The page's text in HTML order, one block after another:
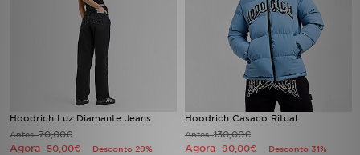
Hoodrich Luz Diamante Jeans
Antes70,00€
Agora 50,00€ Desconto 29%
Hoodrich Casaco Ritual
Antes130,00€
Agora 90,00€ Desconto 31%
TRABALHA CONNOSCO